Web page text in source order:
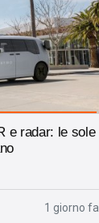
e radar: le sole
1 giorno fa